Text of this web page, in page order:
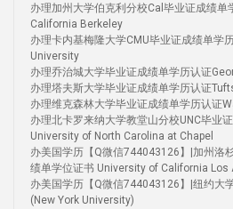
办理加州大学伯克利分校Cal毕业证成绩
California Berkeley
办理卡内基梅隆大学CMU毕业证成绩单学
University
办理乔治城大学毕业证成绩单学历认证
办理塔夫斯大学毕业证成绩单学历认证
办理维克森林大学毕业证成绩单学历认证
办理北卡罗来纳大学教堂山分校UNC毕业
University of North Carolina at Chapel
办美国学历【Q微信744043126】|加州洛
绩单学位证书 University of California Los
办美国学历【Q微信744043126】|纽约大
(New York University)